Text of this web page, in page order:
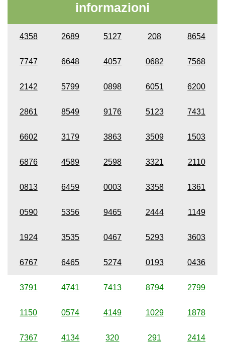
informazioni
4358 2689 5127 208 8654
7747 6648 4057 0682 7568
2142 5799 0898 6051 6200
2861 8549 9176 5123 7431
6602 3179 3863 3509 1503
6876 4589 2598 3321 2110
0813 6459 0003 3358 1361
0590 5356 9465 2444 1149
1924 3535 0467 5293 3603
6767 6465 5274 0193 0436
3791 4741 7413 8794 2799
1150 0574 4149 1029 1878
7367 4134 320 291 2414